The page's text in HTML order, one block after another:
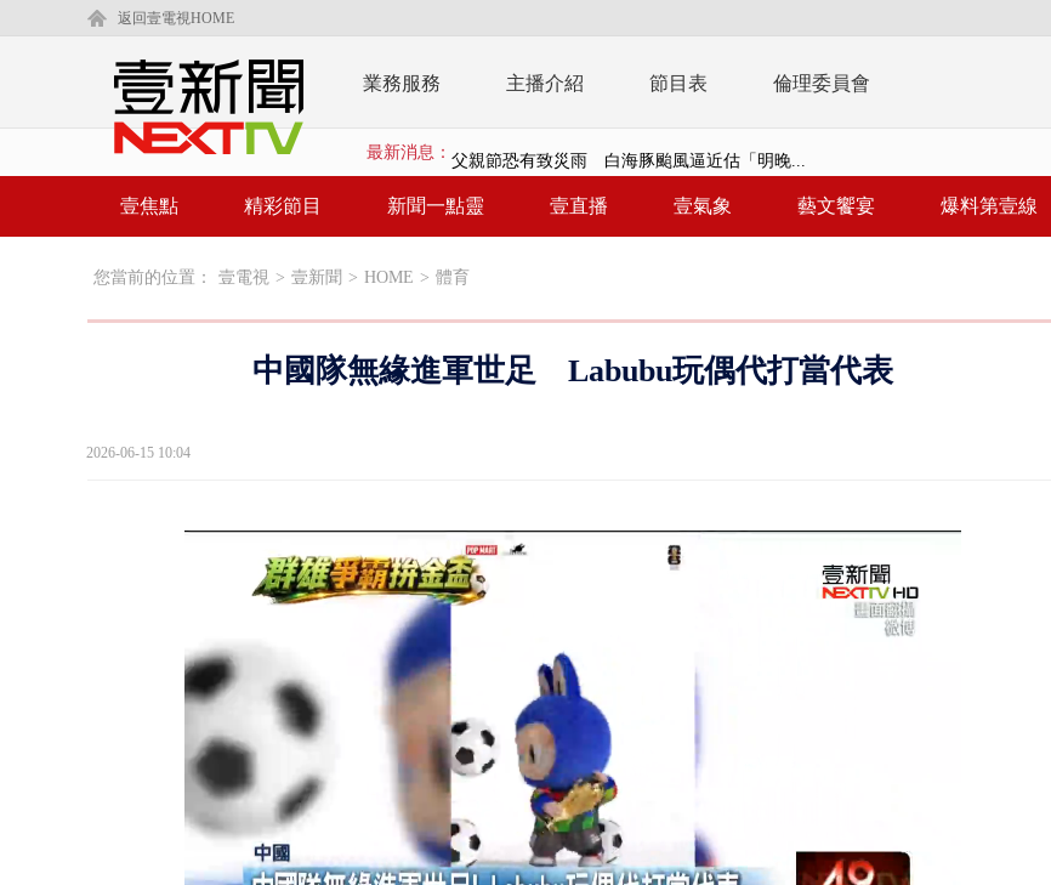
返回壹電視HOME
業務服務 主播介紹 節目表 倫理委員會
最新消息： 父親節恐有致災雨 白海豚颱風逼近估「明晚...
【新聞一點靈】屏東鎢金董座命案非關國安！...
今年總預算還在審 提案剩658項、今二輪協...
東發號遭出征、灌一星負評 抹除蔣萬安、沈...
壹焦點 精彩節目 新聞一點靈 壹直播 壹氣象 藝文饗宴 爆料第壹線
您當前的位置： 壹電視 > 壹新聞 > HOME > 體育
中國隊無緣進軍世足 Labubu玩偶代打當代表
2026-06-15 10:04